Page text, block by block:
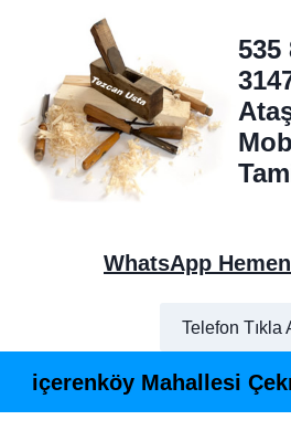
535
WhatsApp
Telefon Tıkla
içerenköy Mahallesi